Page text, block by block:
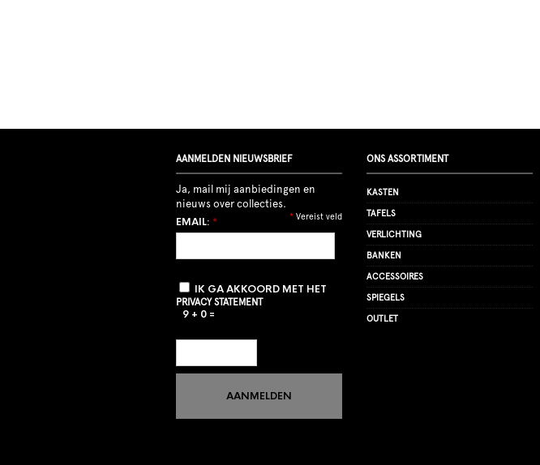
AANMELDEN NIEUWSBRIEF
Ja, mail mij aanbiedingen en
nieuws over collecties.
* Vereist veld
EMAIL: *
IK GA AKKOORD MET HET
PRIVACY STATEMENT
9 + 0 =
ONS ASSORTIMENT
KASTEN
TAFELS
VERLICHTING
BANKEN
ACCESSOIRES
SPIEGELS
OUTLET